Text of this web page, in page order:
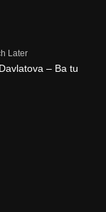
Later
– Ba tu